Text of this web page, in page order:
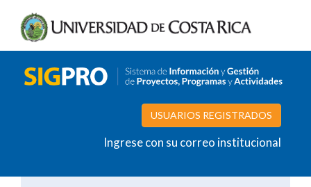
USUARIOS REGISTRADOS
Ingrese con su correo institucional